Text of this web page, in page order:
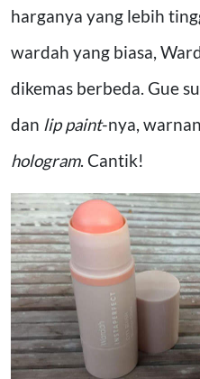
harganya yang lebih
wardah yang biasa,
dikemas berbeda. Gue
dan lip paint-nya,
hologram. Cantik!